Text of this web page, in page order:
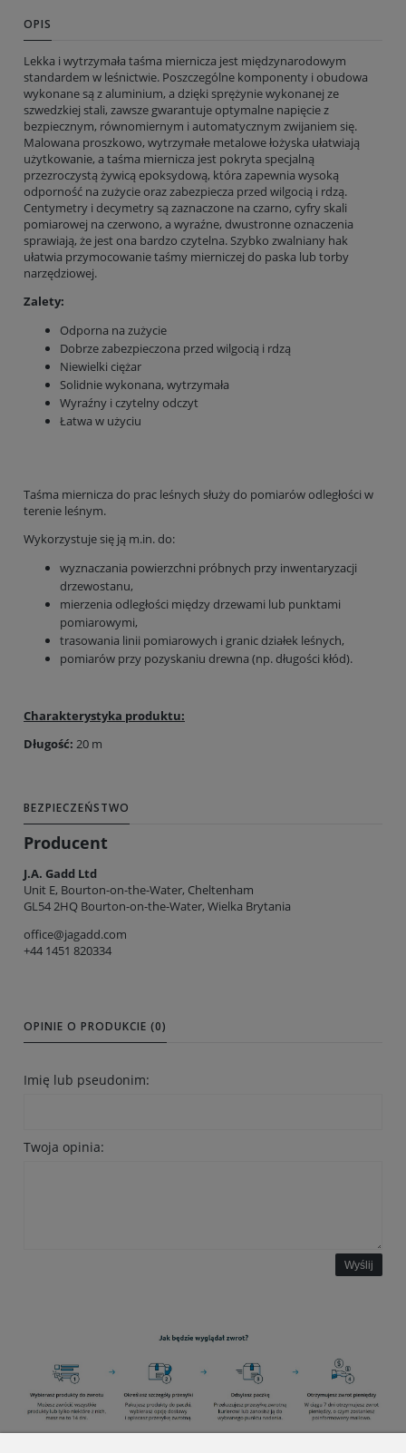
OPIS
Lekka i wytrzymała taśma miernicza jest międzynarodowym
standardem w leśnictwie. Poszczególne komponenty i obudowa
wykonane są z aluminium, a dzięki sprężynie wykonanej ze
szwedzkiej stali, zawsze gwarantuje optymalne napięcie z
bezpiecznym, równomiernym i automatycznym zwijaniem się.
Malowana proszkowo, wytrzymałe metalowe łożyska ułatwiają
użytkowanie, a taśma miernicza jest pokryta specjalną
przezroczystą żywicą epoksydową, która zapewnia wysoką
odporność na zużycie oraz zabezpiecza przed wilgocią i rdzą.
Centymetry i decymetry są zaznaczone na czarno, cyfry skali
pomiarowej na czerwono, a wyraźne, dwustronne oznaczenia
sprawiają, że jest ona bardzo czytelna. Szybko zwalniany hak
ułatwia przymocowanie taśmy mierniczej do paska lub torby
narzędziowej.
Zalety:
Odporna na zużycie
Dobrze zabezpieczona przed wilgocią i rdzą
Niewielki ciężar
Solidnie wykonana, wytrzymała
Wyraźny i czytelny odczyt
Łatwa w użyciu
Taśma miernicza do prac leśnych służy do pomiarów odległości w
terenie leśnym.
Wykorzystuje się ją m.in. do:
wyznaczania powierzchni próbnych przy inwentaryzacji
drzewostanu,
mierzenia odległości między drzewami lub punktami
pomiarowymi,
trasowania linii pomiarowych i granic działek leśnych,
pomiarów przy pozyskaniu drewna (np. długości kłód).
Charakterystyka produktu:
Długość: 20 m
BEZPIECZEŃSTWO
Producent
J.A. Gadd Ltd
Unit E, Bourton-on-the-Water, Cheltenham
GL54 2HQ Bourton-on-the-Water, Wielka Brytania
office@jagadd.com
+44 1451 820334
OPINIE O PRODUKCIE (0)
Imię lub pseudonim:
Twoja opinia:
Wyślij